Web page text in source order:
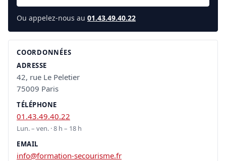
Ou appelez-nous au 01.43.49.40.22
COORDONNÉES
ADRESSE
42, rue Le Peletier
75009 Paris
TÉLÉPHONE
01.43.49.40.22
Lun. – ven. · 8 h – 18 h
EMAIL
info@formation-secourisme.fr